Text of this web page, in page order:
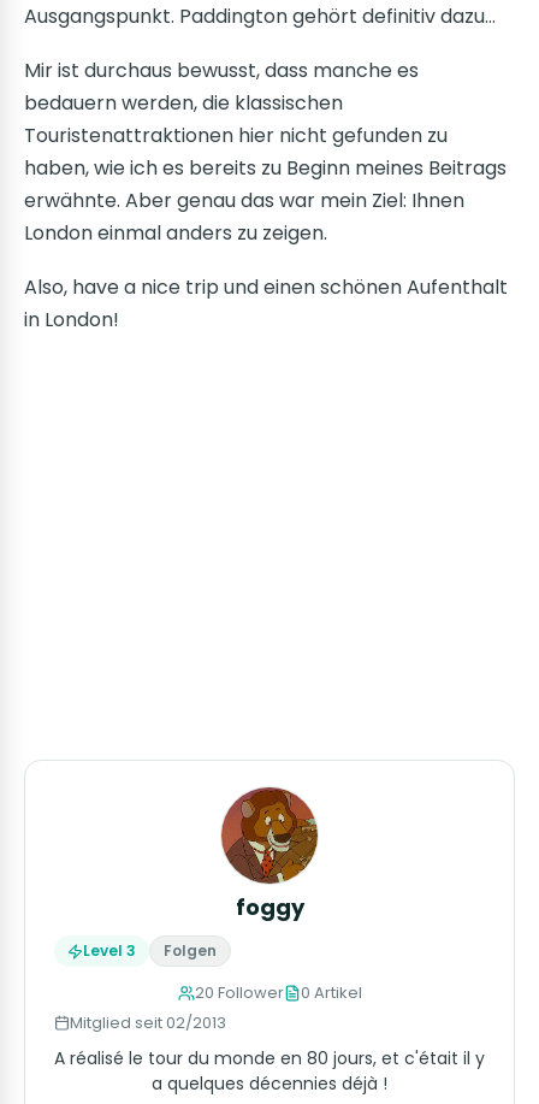
Ausgangspunkt. Paddington gehört definitiv dazu…
Mir ist durchaus bewusst, dass manche es
bedauern werden, die klassischen
Touristenattraktionen hier nicht gefunden zu
haben, wie ich es bereits zu Beginn meines Beitrags
erwähnte. Aber genau das war mein Ziel: Ihnen
London einmal anders zu zeigen.
Also, have a nice trip und einen schönen Aufenthalt
in London!
foggy
Level 3 Folgen
20 Follower
0 Artikel
Mitglied seit 02/2013
A réalisé le tour du monde en 80 jours, et c'était il y
a quelques décennies déjà !